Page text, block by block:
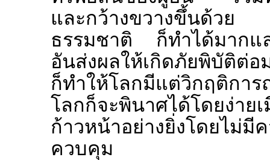
และกว้างขวางขึ้นด้วย
ธรรมชาติ ก็ทำได้มากแล
อันส่งผลให้เกิดภัยพิบัติต่
ก็ทำให้โลกมีแต่วิกฤติก
โลกก็จะพินาศได้โดยง่าย
ก้าวหน้าอย่างยิ่งโดยไม่มี
ควบคุม